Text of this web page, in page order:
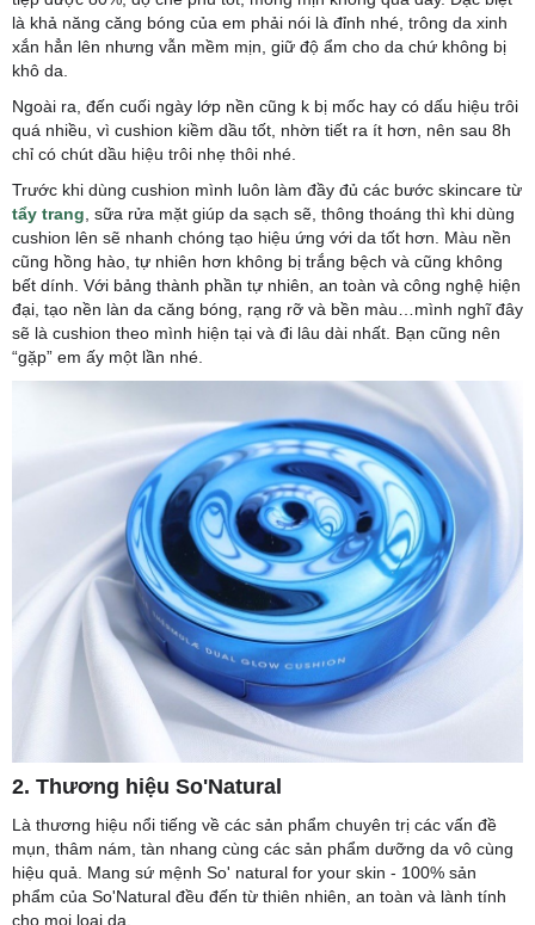
là khả năng căng bóng của em phải nói là đỉnh nhé, trông da xinh
xắn hẳn lên nhưng vẫn mềm mịn, giữ độ ẩm cho da chứ không bị
khô da.
Ngoài ra, đến cuối ngày lớp nền cũng k bị mốc hay có dấu hiệu trôi
quá nhiều, vì cushion kiềm dầu tốt, nhờn tiết ra ít hơn, nên sau 8h
chỉ có chút dầu hiệu trôi nhẹ thôi nhé.
Trước khi dùng cushion mình luôn làm đầy đủ các bước skincare từ
tẩy trang , sữa rửa mặt giúp da sạch sẽ, thông thoáng thì khi dùng
cushion lên sẽ nhanh chóng tạo hiệu ứng với da tốt hơn. Màu nền
cũng hồng hào, tự nhiên hơn không bị trắng bệch và cũng không
bết dính. Với bảng thành phần tự nhiên, an toàn và công nghệ hiện
đại, tạo nền làn da căng bóng, rạng rỡ và bền màu…mình nghĩ đây
sẽ là cushion theo mình hiện tại và đi lâu dài nhất. Bạn cũng nên
“gặp” em ấy một lần nhé.
2. Thương hiệu So'Natural
Là thương hiệu nổi tiếng về các sản phẩm chuyên trị các vấn đề
mụn, thâm nám, tàn nhang cùng các sản phẩm dưỡng da vô cùng
hiệu quả. Mang sứ mệnh So' natural for your skin - 100% sản
phẩm của So'Natural đều đến từ thiên nhiên, an toàn và lành tính
cho mọi loại da.